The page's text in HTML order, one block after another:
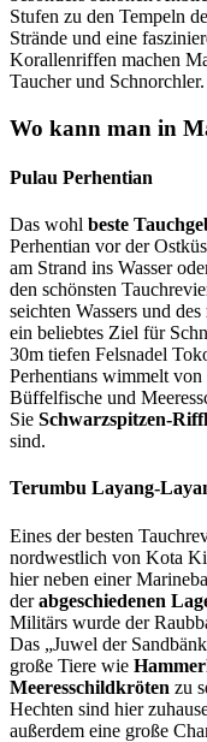
Stufen zu den Tempeln
Strände und eine
Korallenriffen machen
Taucher und Schnorchler.
Wo kann man in
Pulau Perhentian
Das wohl beste
Perhentian vor der
am Strand ins Wasser
den schönsten
seichten Wassers und des
ein beliebtes Ziel für
30m tiefen Felsnadel
Perhentians wimmelt von
Büffelfische und
Sie Schwarzspitzen-
sind.
Terumbu Layang-
Eines der besten
nordwestlich von Kota
hier neben einer
der abgeschiedenen
Militärs wurde der
Das „Juwel der
große Tiere wie
Meeresschildkröten zu
Hechten sind hier
außerdem eine große